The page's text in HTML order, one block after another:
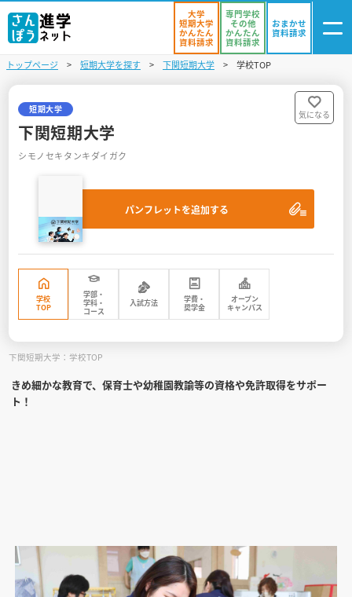
資料リスト
進学イベント
入試・受験入門
お役立ち情報
大学
短期大学
かんたん
資料請求
専門学校
その他
かんたん
資料請求
おまかせ
資料請求
トップページ 短期大学を探す 下関短期大学 学校TOP
短期大学
下関短期大学
シモノセキタンキダイガク
パンフレットを追加する
気になる
学校
TOP
学部・
学科・
コース
入試方法
学費・
奨学金
オープン
キャンパス
下関短期大学：学校TOP
きめ細かな教育で、保育士や幼稚園教諭等の資格や免許取得をサポー
ト！